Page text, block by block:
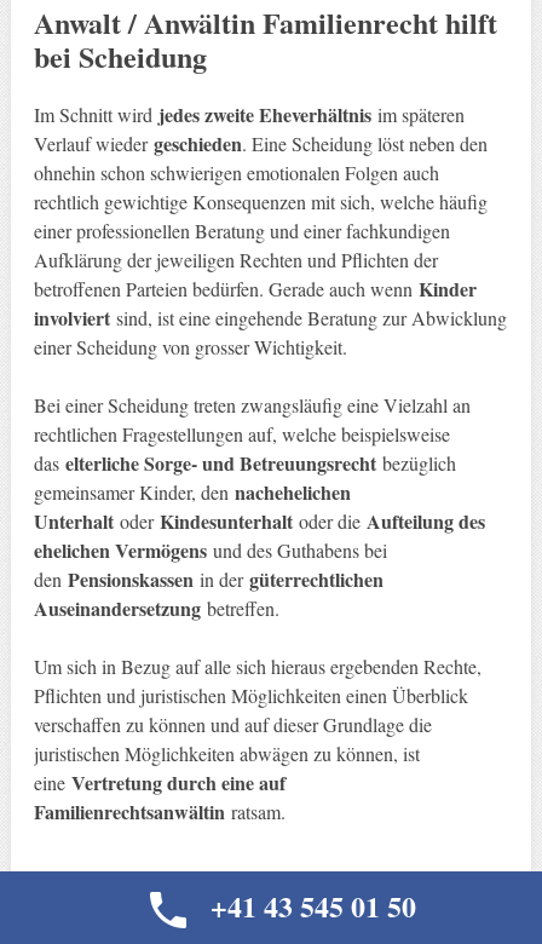
Anwalt / Anwältin Familienrecht hilft
bei Scheidung
Im Schnitt wird jedes zweite Eheverhältnisim späteren
Verlauf wiedergeschieden. Eine Scheidung löst neben den
ohnehin schon schwierigen emotionalen Folgen auch
rechtlich gewichtige Konsequenzen mit sich, welche häufig
einer professionellen Beratung und einer fachkundigen
Aufklärung der jeweiligen Rechten und Pflichten der
betroffenen Parteien bedürfen. Gerade auch wenn Kinder
involviertsind, ist eine eingehende Beratung zur Abwicklung
einer Scheidung von grosser Wichtigkeit.
Bei einer Scheidung treten zwangsläufig eine Vielzahl an
rechtlichen Fragestellungen auf, welche beispielsweise
das elterliche Sorge- und Betreuungsrechtbezüglich
gemeinsamer Kinder, den nachehelichen
Unterhalt oderKindesunterhaltoder die Aufteilung des
ehelichen Vermögensund des Guthabens bei
den Pensionskassen in dergüterrechtlichen
Auseinandersetzungbetreffen.
Um sich in Bezug auf alle sich hieraus ergebenden Rechte,
Pflichten und juristischen Möglichkeiten einen Überblick
verschaffen zu können und auf dieser Grundlage die
juristischen Möglichkeiten abwägen zu können, ist
eine Vertretung durch eine auf
Familienrechtsanwältin ratsam.
+41 43 545 01 50